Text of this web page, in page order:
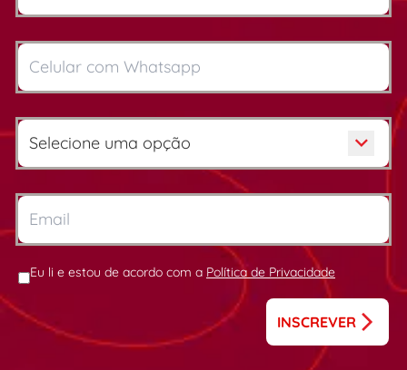
Eu li e estou de acordo com a Política de Privacidade
INSCREVER